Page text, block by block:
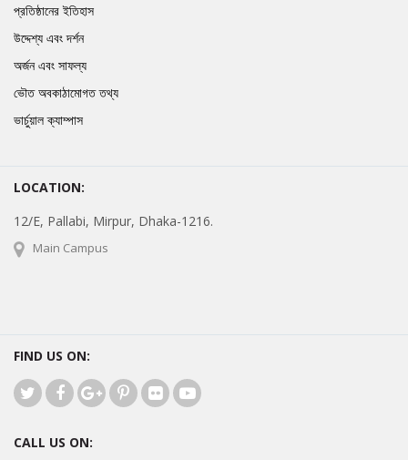
প্রতিষ্ঠানের ইতিহাস
উদ্দেশ্য এবং দর্শন
অর্জন এবং সাফল্য
ভৌত অবকাঠামোগত তথ্য
ভার্চুয়াল ক্যাম্পাস
LOCATION:
12/E, Pallabi, Mirpur, Dhaka-1216.
Main Campus
FIND US ON:
CALL US ON: